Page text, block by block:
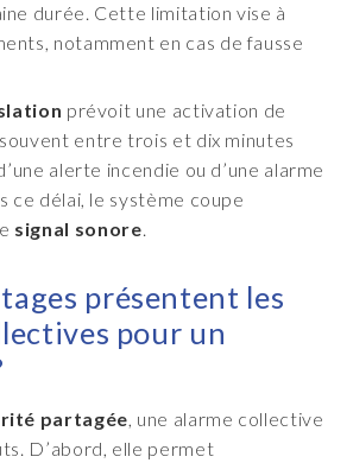
durée. Cette limitation vise à
notamment en cas de fausse
prévoit une activation de
entre trois et dix minutes
alerte incendie ou d’une alarme
ce délai, le système coupe
signal sonore.
présentent les
pour un
partagée, une alarme collective
D’abord, elle permet